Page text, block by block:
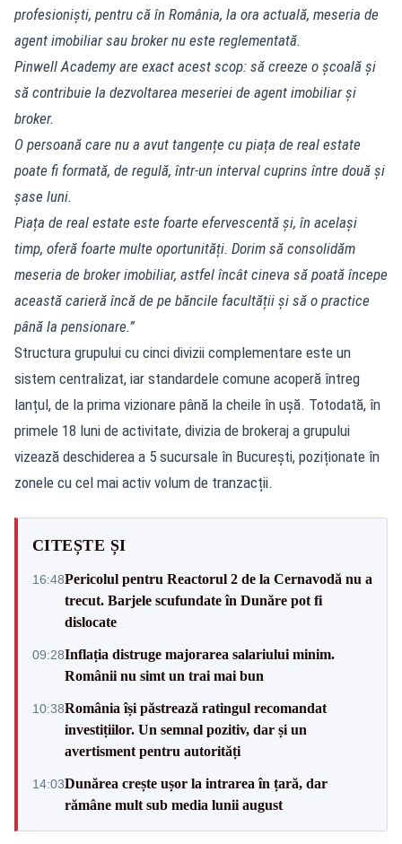
profesioniști, pentru că în România, la ora actuală, meseria de
agent imobiliar sau broker nu este reglementată.
Pinwell Academy are exact acest scop: să creeze o școală și
să contribuie la dezvoltarea meseriei de agent imobiliar și
broker.
O persoană care nu a avut tangențe cu piața de real estate
poate fi formată, de regulă, într-un interval cuprins între două și
șase luni.
Piața de real estate este foarte efervescentă și, în același
timp, oferă foarte multe oportunități. Dorim să consolidăm
meseria de broker imobiliar, astfel încât cineva să poată începe
această carieră încă de pe băncile facultății și să o practice
până la pensionare.”
Structura grupului cu cinci divizii complementare este un
sistem centralizat, iar standardele comune acoperă întreg
lanțul, de la prima vizionare până la cheile în ușă. Totodată, în
primele 18 luni de activitate, divizia de brokeraj a grupului
vizează deschiderea a 5 sucursale în București, poziționate în
zonele cu cel mai activ volum de tranzacții.
CITEȘTE ȘI
16:48Pericolul pentru Reactorul 2 de la Cernavodă nu a
trecut. Barjele scufundate în Dunăre pot fi
dislocate
09:28Inflația distruge majorarea salariului minim.
Românii nu simt un trai mai bun
10:38România își păstrează ratingul recomandat
investițiilor. Un semnal pozitiv, dar și un
avertisment pentru autorități
14:03Dunărea crește ușor la intrarea în țară, dar
rămâne mult sub media lunii august